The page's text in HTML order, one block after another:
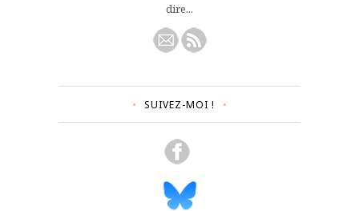
dire...
SUIVEZ-MOI !